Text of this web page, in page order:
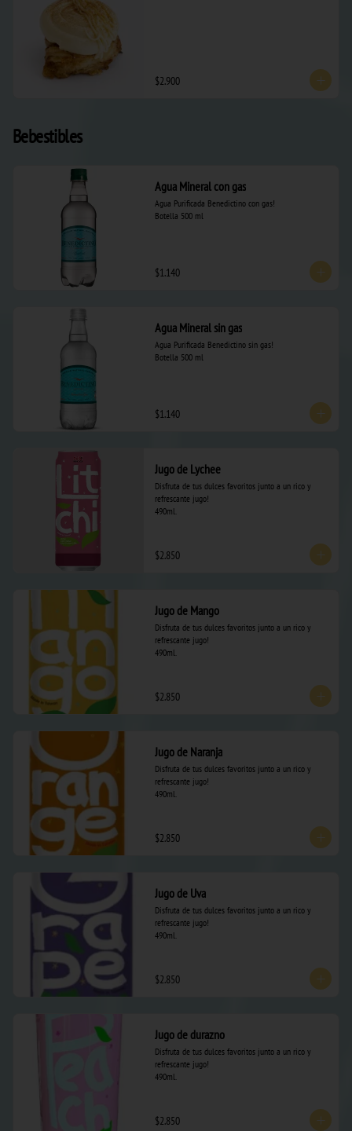
$2.900
Bebestibles
Agua Mineral con gas
Agua Purificada Benedictino con gas!
Botella 500 ml
$1.140
Agua Mineral sin gas
Agua Purificada Benedictino sin gas!
Botella 500 ml
$1.140
Jugo de Lychee
Disfruta de tus dulces favoritos junto a un rico y
refrescante jugo!
490ml.
$2.850
Jugo de Mango
Disfruta de tus dulces favoritos junto a un rico y
refrescante jugo!
490ml.
$2.850
Jugo de Naranja
Disfruta de tus dulces favoritos junto a un rico y
refrescante jugo!
490ml.
$2.850
Jugo de Uva
Disfruta de tus dulces favoritos junto a un rico y
refrescante jugo!
490ml.
$2.850
Jugo de durazno
Disfruta de tus dulces favoritos junto a un rico y
refrescante jugo!
490ml.
$2.850